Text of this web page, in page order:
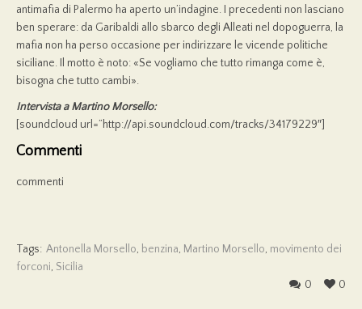
antimafia di Palermo ha aperto un’indagine. I precedenti non lasciano
ben sperare: da Garibaldi allo sbarco degli Alleati nel dopoguerra, la
mafia non ha perso occasione per indirizzare le vicende politiche
siciliane. Il motto è noto: «Se vogliamo che tutto rimanga come è,
bisogna che tutto cambi».
Intervista a Martino Morsello:
[soundcloud url=”http://api.soundcloud.com/tracks/34179229″]
Commenti
commenti
Tags: Antonella Morsello, benzina, Martino Morsello, movimento dei
forconi, Sicilia
0
0